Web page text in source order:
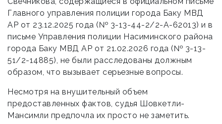
Главного управления полиции города Баку МВД
АР от 23.12.2025 года (№ 3-13-44-2/2-A-62013) и в
письме Управления полиции Насиминского района
города Баку МВД АР от 21.02.2026 года (№ 3-13-
51/2-14885), не были расследованы должным
образом, что вызывает серьезные вопросы.
Несмотря на внушительный объем
предоставленных фактов, судья Шовкетли-
Мансимли предпочла их просто не заметить.